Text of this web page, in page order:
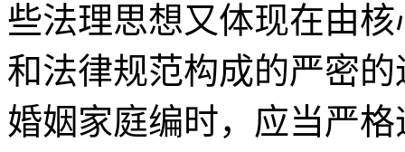
些法理思想又体现在由
和法律规范构成的严密
婚姻家庭编时，应当严